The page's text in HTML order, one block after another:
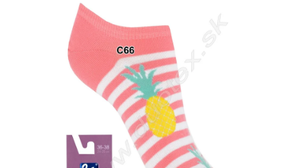
produktu
je
0,0
z
5
hvězdiček.